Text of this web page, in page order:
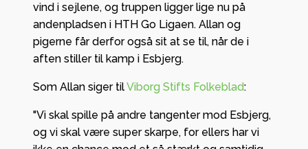
vind i sejlene, og truppen ligger lige nu på
andenpladsen i HTH Go Ligaen. Allan og
pigerne får derfor også sit at se til, når de i
aften stiller til kamp i Esbjerg.
Som Allan siger tilViborg Stifts Folkeblad:
"Vi skal spille på andre tangenter mod Esbjerg,
og vi skal være super skarpe, for ellers har vi